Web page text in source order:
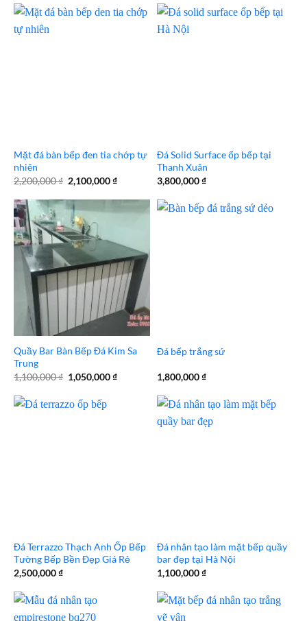
2,500,000 ₫.là:
Mặt đá bàn bếp đen tia chớp tự
nhiên
2,200,000₫ Giá
gốc
là:
2,200,000 ₫.
2,100,000₫Giá
tại
Đá Solid Surface ốp bếp tại
Thanh Xuân
3,800,000₫
Quầy Bar Bàn Bếp Đá Kim Sa
Trung
1,100,000₫ Giá
gốc
1,100,000 ₫.
1,050,000₫Giá
1,050,000 ₫.
Đá bếp trắng sứ
1,800,000₫
Đá Terrazzo Thạch Anh Ốp Bếp
Tường Bếp Bền Đẹp Giá Rẻ
2,500,000₫
Đá nhân tạo làm mặt bếp quầy
bar đẹp tại Hà Nội
1,100,000₫